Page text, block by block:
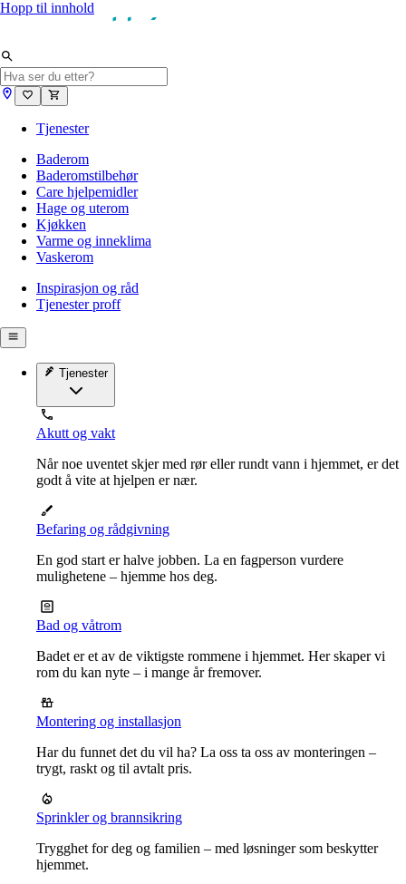
Hopp til innhold
Tjenester
Baderom
Baderomstilbehør
Care hjelpemidler
Hage og uterom
Kjøkken
Varme og inneklima
Vaskerom
Inspirasjon og råd
Tjenester proff
Tjenester
Akutt og vakt
Når noe uventet skjer med rør eller rundt vann i hjemmet, er det
godt å vite at hjelpen er nær.
Befaring og rådgivning
En god start er halve jobben. La en fagperson vurdere
mulighetene – hjemme hos deg.
Bad og våtrom
Badet er et av de viktigste rommene i hjemmet. Her skaper vi
rom du kan nyte – i mange år fremover.
Montering og installasjon
Har du funnet det du vil ha? La oss ta oss av monteringen –
trygt, raskt og til avtalt pris.
Sprinkler og brannsikring
Trygghet for deg og familien – med løsninger som beskytter
hjemmet.